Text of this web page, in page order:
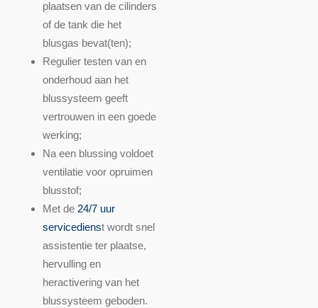
plaatsen van de cilinders
of de tank die het
blusgas bevat(ten);
Regulier testen van en
onderhoud aan het
blussysteem geeft
vertrouwen in een goede
werking;
Na een blussing voldoet
ventilatie voor opruimen
blusstof;
Met de 24/7 uur
servicedienst wordt snel
assistentie ter plaatse,
hervulling en
heractivering van het
blussysteem geboden.